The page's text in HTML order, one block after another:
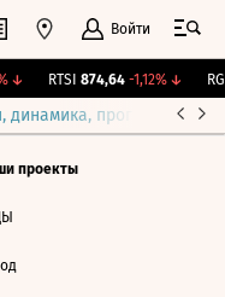
Войти
↓ RTSI 874,64 -1,12%↓
прогнозы
проекты